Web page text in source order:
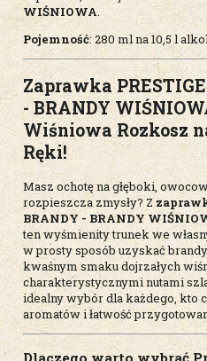
WIŚNIOWA.
Pojemność: 280 ml na 10,5 l
Zaprawka
- BRANDY
Wiśniowa Rozkosz
Ręki!
Masz ochotę na głęboki,
rozpieszcza zmysły? Z
BRANDY - BRANDY
ten wyśmienity trunek we
w prosty sposób uzyskać
kwaśnym smaku dojrzałych
charakterystycznymi nutami
idealny wybór dla każdego, kto
aromatów i łatwość
Dlaczego warto wybrać